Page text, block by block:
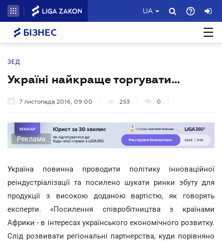
UA
БІЗНЕС
ЗЕД
Україні найкраще торгувати…
7 листопада 2016, 09:00 253 0
Реклама
Україна повинна проводити політику інноваційної
реіндустріалізації та посилено шукати ринки збуту для
продукції з високою доданою вартістю, як говорять
експерти. «Посилення співробітництва з країнами
Африки - в інтересах українського економічного розвитку.
Слід розвивати регіональні партнерства, куди порівняно